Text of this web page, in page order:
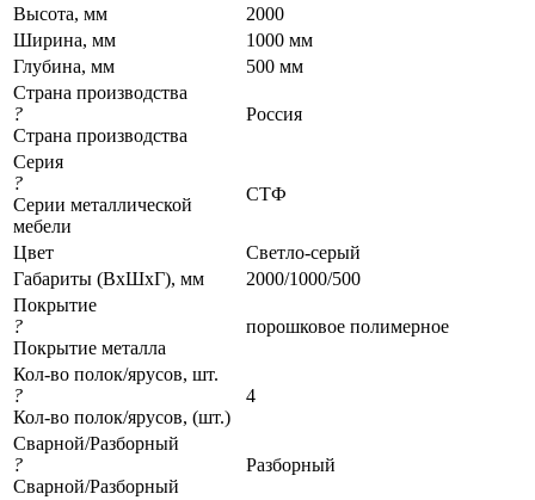
Высота, мм
2000
Ширина, мм
1000 мм
Глубина, мм
500 мм
Страна производства
?
Страна производства
Россия
Серия
?
Серии металлической
мебели
СТФ
Цвет
Светло-серый
Габариты (ВхШхГ), мм
2000/1000/500
Покрытие
?
Покрытие металла
порошковое полимерное
Кол-во полок/ярусов, шт.
?
Кол-во полок/ярусов, (шт.)
4
Сварной/Разборный
?
Сварной/Разборный
Разборный